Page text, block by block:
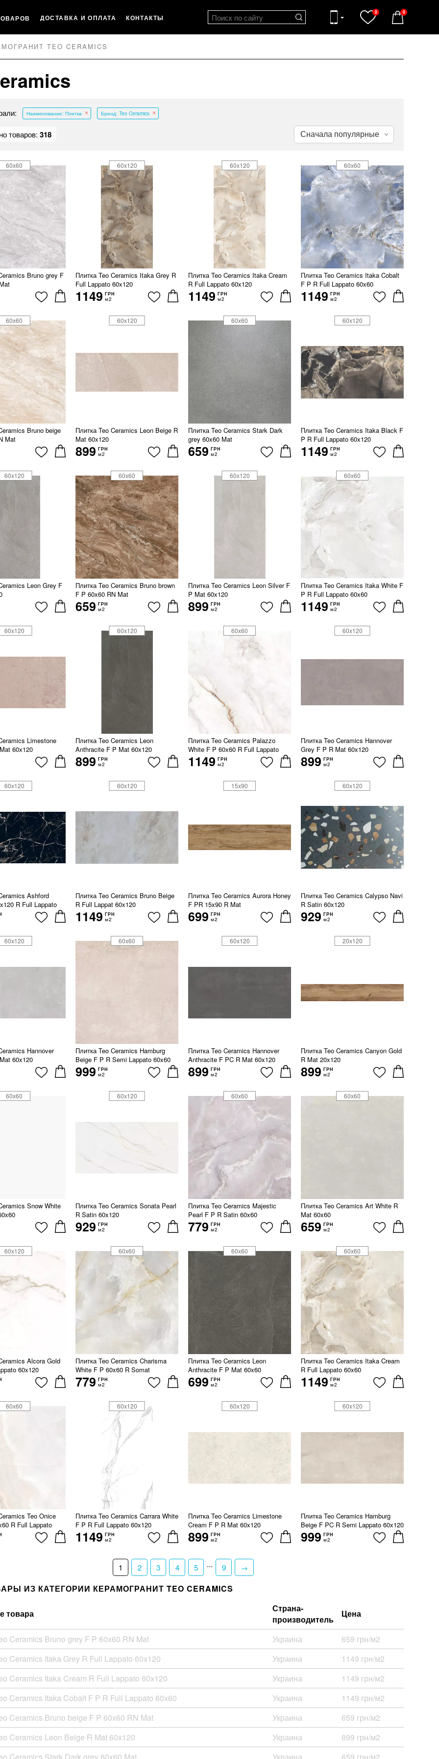
ДОСТАВКА И ОПЛАТА КОНТАКТЫ
0 0
TEO CERAMICS
Наименование: Плитка Бренд: Teo Ceramics
товаров: 318
Bruno grey F
60x60
Плитка Teo Ceramics Itaka Grey R
Full Lappato 60x120
1149 ГРН
м2
60x120
Плитка Teo Ceramics Itaka Cream
R Full Lappato 60x120
1149 ГРН
м2
60x120
Плитка Teo Ceramics Itaka Cobalt
F P R Full Lappato 60x60
1149 ГРН
м2
60x60
Bruno beige
Mat
60x60
Плитка Teo Ceramics Leon Beige R
Mat 60x120
899 ГРН
м2
60x120
Плитка Teo Ceramics Stark Dark
grey 60x60 Mat
659 ГРН
м2
60x60
Плитка Teo Ceramics Itaka Black F
P R Full Lappato 60x120
1149 ГРН
м2
60x120
Leon Grey F
60x120
Плитка Teo Ceramics Bruno brown
F P 60x60 RN Mat
659 ГРН
м2
60x60
Плитка Teo Ceramics Leon Silver F
P Mat 60x120
899 ГРН
м2
60x120
Плитка Teo Ceramics Itaka White F
P R Full Lappato 60x60
1149 ГРН
м2
60x60
Limestone
60x120
60x120
Плитка Teo Ceramics Leon
Anthracite F P Mat 60x120
899 ГРН
м2
60x120
Плитка Teo Ceramics Palazzo
White F P 60x60 R Full Lappato
1149 ГРН
м2
60x60
Плитка Teo Ceramics Hannover
Grey F P R Mat 60x120
899 ГРН
м2
60x120
Ashford
R Full Lappato
60x120
Плитка Teo Ceramics Bruno Beige
R Full Lappat 60x120
1149 ГРН
м2
60x120
Плитка Teo Ceramics Aurora Honey
F PR 15x90 R Mat
699 ГРН
м2
15x90
Плитка Teo Ceramics Calypso Navi
R Satin 60x120
929 ГРН
м2
60x120
Hannover
60x120
60x120
Плитка Teo Ceramics Hamburg
Beige F P R Semi Lappato 60x60
999 ГРН
м2
60x60
Плитка Teo Ceramics Hannover
Anthracite F PC R Mat 60x120
899 ГРН
м2
60x120
Плитка Teo Ceramics Canyon Gold
R Mat 20x120
899 ГРН
м2
20x120
Snow White
60x60
Плитка Teo Ceramics Sonata Pearl
R Satin 60x120
929 ГРН
м2
60x120
Плитка Teo Ceramics Majestic
Pearl F P R Satin 60x60
779 ГРН
м2
60x60
Плитка Teo Ceramics Art White R
Mat 60x60
659 ГРН
м2
60x60
Alcora Gold
60x120
60x120
Плитка Teo Ceramics Charisma
White F P 60x60 R Somat
779 ГРН
м2
60x60
Плитка Teo Ceramics Leon
Anthracite F P Mat 60x60
699 ГРН
м2
60x60
Плитка Teo Ceramics Itaka Cream
R Full Lappato 60x60
1149 ГРН
м2
60x60
Teo Onice
R Full Lappato
60x60
Плитка Teo Ceramics Carrara White
F P R Full Lappato 60x120
1149 ГРН
м2
60x120
Плитка Teo Ceramics Limestone
Cream F P R Mat 60x120
899 ГРН
м2
60x120
Плитка Teo Ceramics Hamburg
Beige F PC R Semi Lappato 60x120
999 ГРН
м2
60x120
1 2 3 4 5 ... 9 →
ИЗ КАТЕГОРИИ КЕРАМОГРАНИТ TEO CERAMICS
товара
Страна-
производитель
Цена
Ceramics Bruno grey F P 60x60 RN Mat Украина
659 грн/м2
Ceramics Itaka Grey R Full Lappato 60x120
Украина
1149 грн/м2
Ceramics Itaka Cream R Full Lappato 60x120
Украина
1149 грн/м2
Ceramics Itaka Cobalt F P R Full Lappato 60x60
Украина
1149 грн/м2
Ceramics Bruno beige F P 60x60 RN Mat
Украина
659 грн/м2
Ceramics Leon Beige R Mat 60x120
Украина
899 грн/м2